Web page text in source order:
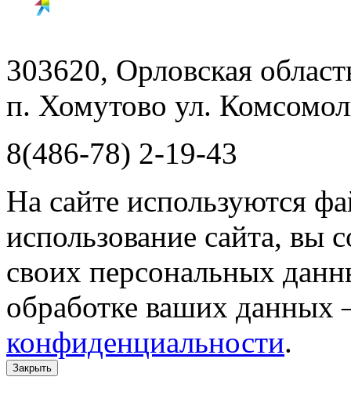
303620, Орловская
п. Хомутово ул.
8(486-78) 2-19-43
На сайте используются
использование сайта, вы
своих персональных
обработке ваших данных
конфиденциальности.
Закрыть